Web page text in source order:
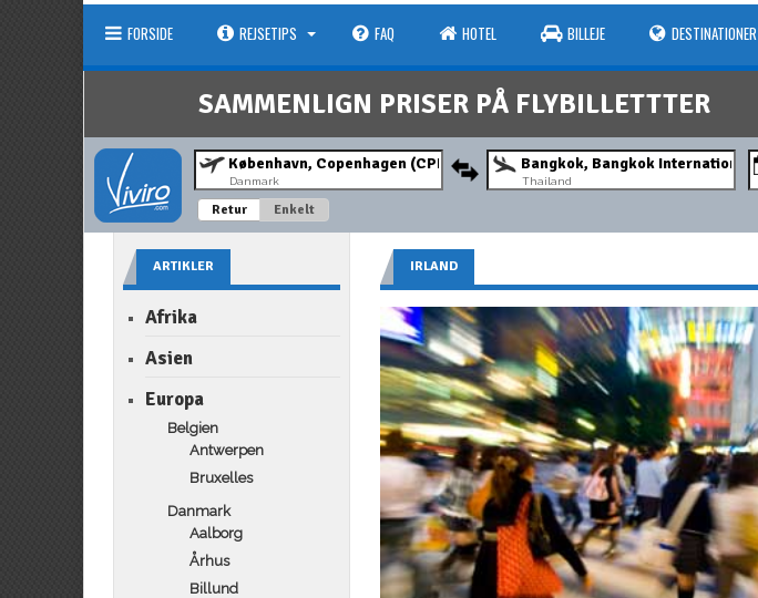
FORSIDE REJSETIPS FAQ HOTEL BILLEJE DESTINATIONER
SAMMENLIGN PRISER PÅ FLYBILLETTTER
Danmark Thailand
Retur Enkelt
IRLAND
ARTIKLER
Afrika
Asien
Europa
Belgien
Antwerpen
Bruxelles
Danmark
Aalborg
Århus
Billund